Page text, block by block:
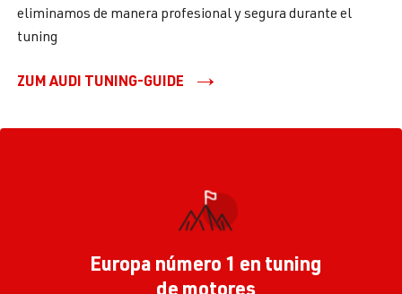
eliminamos de manera profesional y segura durante el
tuning
ZUM AUDI TUNING-GUIDE
Europa número 1 en tuning
de motores